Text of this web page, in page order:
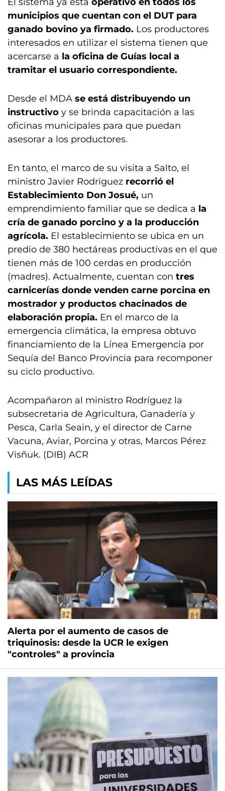
municipios que cuentan con el DUT para
ganado bovino ya firmado. Los productores
interesados en utilizar el sistema tienen que
acercarse a la oficina de Guías local a
tramitar el usuario correspondiente.
Desde el MDA se está distribuyendo un
instructivo y se brinda capacitación a las
oficinas municipales para que puedan
asesorar a los productores.
En tanto, el marco de su visita a Salto, el
ministro Javier Rodríguez recorrió el
Establecimiento Don Josué, un
emprendimiento familiar que se dedica a la
cría de ganado porcino y a la producción
agrícola. El establecimiento se ubica en un
predio de 380 hectáreas productivas en el que
tienen más de 100 cerdas en producción
(madres). Actualmente, cuentan con tres
carnicerías donde venden carne porcina en
mostrador y productos chacinados de
elaboración propia. En el marco de la
emergencia climática, la empresa obtuvo
financiamiento de la Línea Emergencia por
Sequía del Banco Provincia para recomponer
su ciclo productivo.
Acompañaron al ministro Rodríguez la
subsecretaria de Agricultura, Ganadería y
Pesca, Carla Seain, y el director de Carne
Vacuna, Aviar, Porcina y otras, Marcos Pérez
Visñuk. (DIB) ACR
LAS MÁS LEÍDAS
Alerta por el aumento de casos de
triquinosis: desde la UCR le exigen
"controles" a provincia